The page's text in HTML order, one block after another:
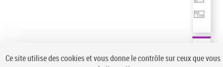
Auteur d’œuvre
Ce site utilise des cookies et vous donne le contrôle sur ceux que vous